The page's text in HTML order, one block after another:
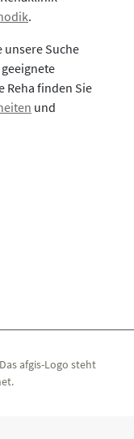
.
unsere Suche
Reha finden Sie
und
afgis-Logo steht